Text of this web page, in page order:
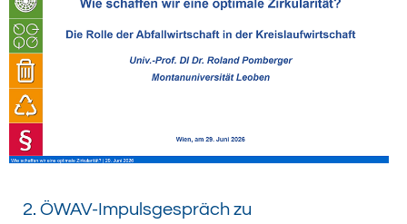
2. ÖWAV-Impulsgespräch zu